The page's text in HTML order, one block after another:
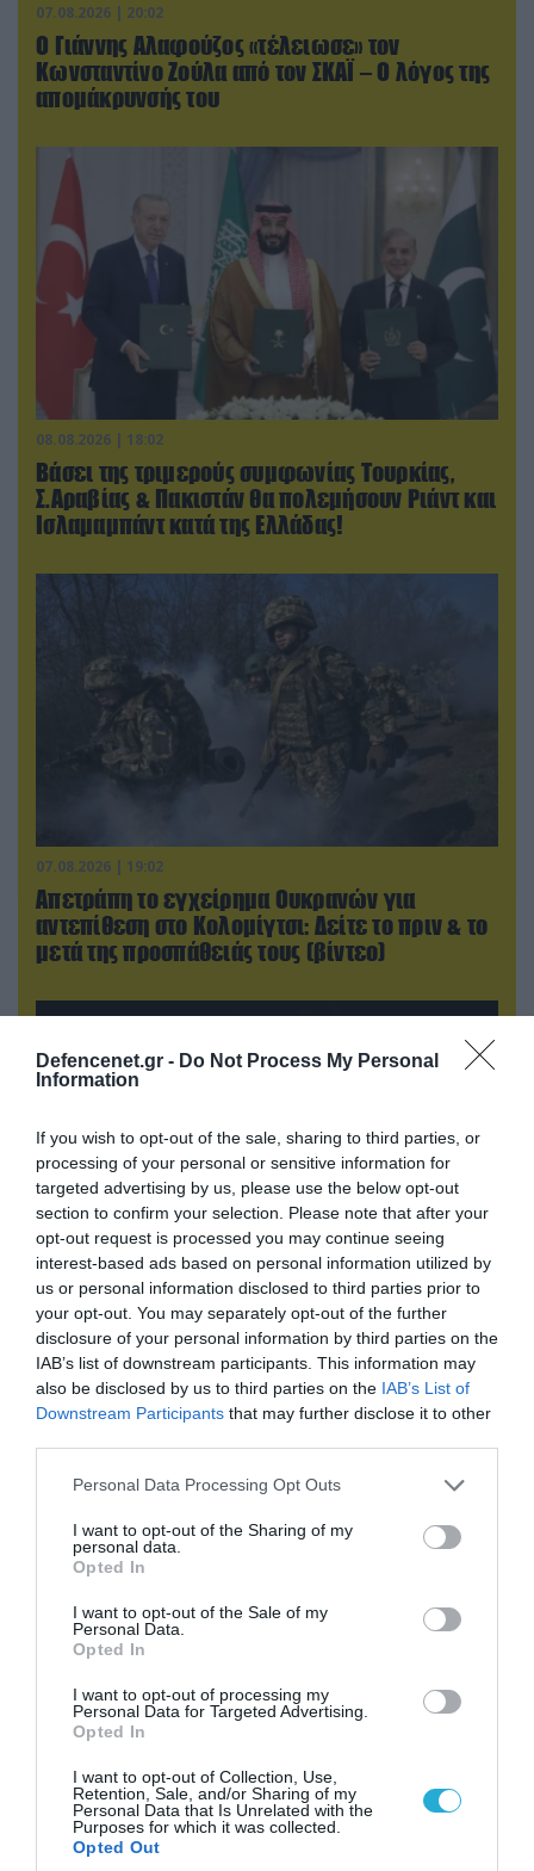
Defencenet.gr - Do Not Process My Personal
Information
If you wish to opt-out of the sale, sharing to third parties, or
processing of your personal or sensitive information for
targeted advertising by us, please use the below opt-out
section to confirm your selection. Please note that after your
opt-out request is processed you may continue seeing
interest-based ads based on personal information utilized by
us or personal information disclosed to third parties prior to
your opt-out. You may separately opt-out of the further
disclosure of your personal information by third parties on the
IAB’s list of downstream participants. This information may
also be disclosed by us to third parties on the IAB’s List of
Downstream Participants that may further disclose it to other
Please note that this website/app uses one or more Google
not limited to your visit or usage behaviour. You may click to
grant or deny consent to Google and its third-party tags to
use your data for below specified purposes in below Google
consent section.
Personal Data Processing Opt Outs
I want to opt-out of the Sharing of my
personal data.
Opted In
I want to opt-out of the Sale of my
Personal Data.
Opted In
I want to opt-out of processing my
Personal Data for Targeted Advertising.
Opted In
I want to opt-out of Collection, Use,
Retention, Sale, and/or Sharing of my
Personal Data that Is Unrelated with the
Purposes for which it was collected.
Opted Out
07.08.2026 | 20:02
Ο Γιάννης Αλαφούζος «τέλειωσε» τον
Κωνσταντίνο Ζούλα από τον ΣΚΑΪ – Ο λόγος της
απομάκρυνσής του
08.08.2026 | 18:02
Βάσει της τριμερούς συμφωνίας Τουρκίας,
Σ.Αραβίας & Πακιστάν θα πολεμήσουν Ριάντ και
Ισλαμαμπάντ κατά της Ελλάδας!
07.08.2026 | 19:02
Απετράπη το εγχείρημα Ουκρανών για
αντεπίθεση στο Κολομίγτσι: Δείτε το πριν & το
μετά της προσπάθειάς τους (βίντεο)
08.08.2026 | 09:02
«Η απόλυτη τραγωδία»: Η «αιχμηρή» ανάρτηση
του Αρκά για τα τατουάζ (φωτο)
ΠΟΛΙΤΙΚΗ
08.08.2026 | 09:02
«Η απόλυτη τραγωδία»: Η «αιχμηρή» ανάρτηση
του Αρκά για τα τατουάζ (φωτο)